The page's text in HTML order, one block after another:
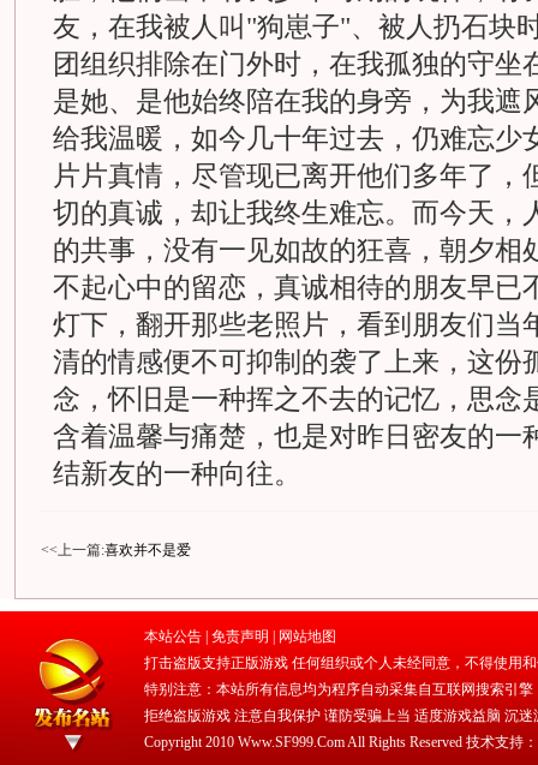
友，在我被人叫"狗崽子"、被人扔石块
团组织排除在门外时，在我孤独的守坐
是她、是他始终陪在我的身旁，为我遮
给我温暖，如今几十年过去，仍难忘少
片片真情，尽管现已离开他们多年了，
切的真诚，却让我终生难忘。而今天，
的共事，没有一见如故的狂喜，朝夕相
不起心中的留恋，真诚相待的朋友早已
灯下，翻开那些老照片，看到朋友们当
清的情感便不可抑制的袭了上来，这份
念，怀旧是一种挥之不去的记忆，思念
含着温馨与痛楚，也是对昨日密友的一
结新友的一种向往。
<<上一篇:喜欢并不是爱
本站公告 | 免责声明
网站地图
打击盗版支持正版游戏 任何组织或个人未经同意，不得使用
特别注意：本站所有信息均为程序自动采集自互联网搜索引
拒绝盗版游戏 注意自我保护 谨防受骗上当 适度游戏益脑 沉
Copyright 2010 Www.SF999.Com All Rights Reserved 技术支持：